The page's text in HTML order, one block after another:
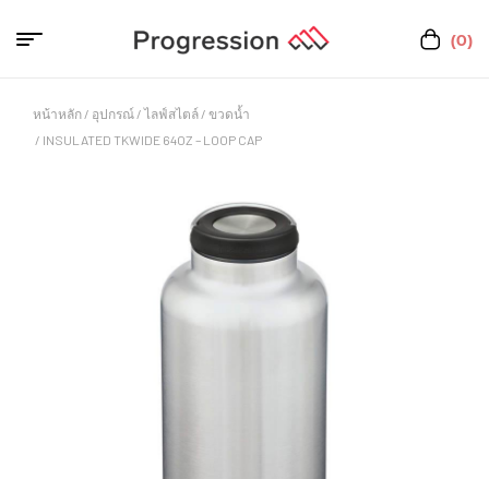
(0)
หน้าหลัก / อุปกรณ์ /ไลฟ์สไตล์ / ขวดน้ำ
/ INSULATED TKWIDE 64OZ – LOOP CAP